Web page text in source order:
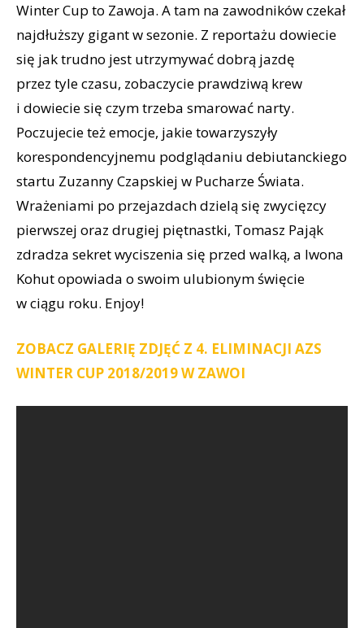
Winter Cup to Zawoja. A tam na zawodników czekał
najdłuższy gigant w sezonie. Z reportażu dowiecie
się jak trudno jest utrzymywać dobrą jazdę
przez tyle czasu, zobaczycie prawdziwą krew
i dowiecie się czym trzeba smarować narty.
Poczujecie też emocje, jakie towarzyszyły
korespondencyjnemu podglądaniu debiutanckiego
startu Zuzanny Czapskiej w Pucharze Świata.
Wrażeniami po przejazdach dzielą się zwycięzcy
pierwszej oraz drugiej piętnastki, Tomasz Pająk
zdradza sekret wyciszenia się przed walką, a Iwona
Kohut opowiada o swoim ulubionym święcie
w ciągu roku. Enjoy!
ZOBACZ GALERIĘ ZDJĘĆ Z 4. ELIMINACJI AZS
WINTER CUP 2018/2019 W ZAWOI